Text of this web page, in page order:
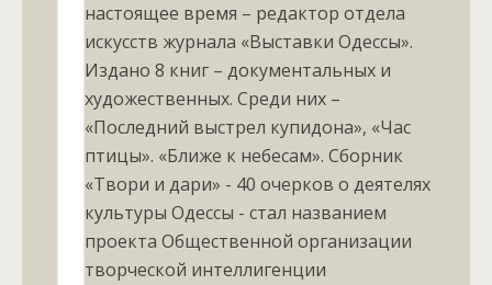
настоящее время – редактор отдела
искусств журнала «Выставки Одессы».
Издано 8 книг – документальных и
художественных. Среди них –
«Последний выстрел купидона», «Час
птицы». «Ближе к небесам». Сборник
«Твори и дари» - 40 очерков о деятелях
культуры Одессы - стал названием
проекта Общественной организации
творческой интеллигенции